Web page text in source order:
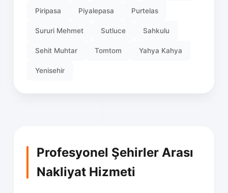
Profesyonel Şehirler Arası
Nakliyat Hizmeti
Piripasa Piyalepasa Purtelas
Sururi Mehmet Sutluce Sahkulu
Sehit Muhtar Tomtom Yahya Kahya
Yenisehir